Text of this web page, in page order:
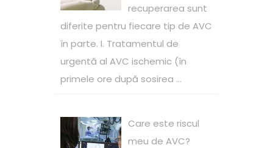
recuperarea sunt
diferite pentru fiecare tip de AVC
în parte. I. Tratamentul de
urgentă al AVC ischemic (în
primele ore după sosirea ...
Care este riscul
meu de AVC?